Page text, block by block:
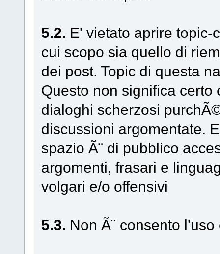
5.2. E' vietato aprire topic-
cui scopo sia quello di
dei post. Topic di questa
Questo non significa
dialoghi scherzosi
discussioni argomentate.
spazio Ã¨ di pubblico
argomenti, frasari e
volgari e/o offensivi
5.3. Non Ã¨ consento